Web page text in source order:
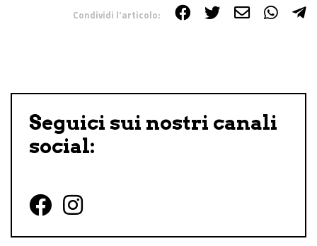
Condividi l'articolo:
Seguici sui nostri canali
social:
Follow us on Facebook
Follow us on Instagram